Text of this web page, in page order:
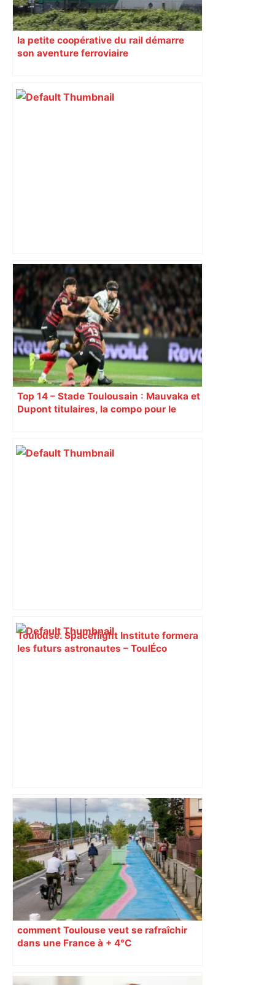
la petite coopérative du rail démarre
son aventure ferroviaire
Drame sur la rocade de Toulouse : un
mort et la circulation paralysée –
France 3 Régions
Top 14 – Stade Toulousain : Mauvaka et
Dupont titulaires, la compo pour le
Toulouse. Spaceflight Institute formera
les futurs astronautes – ToulÉco
Histoire. Le commerce dans
l'hypercentre de Toulouse, du Moyen-
Âge à la Révolution – Actu.fr
comment Toulouse veut se rafraîchir
dans une France à + 4°C